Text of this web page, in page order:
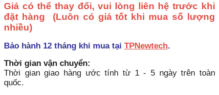
Giá có thể thay đổi, vui lòng liên hệ trước khi
đặt hàng (Luôn có giá tốt khi mua số lượng
nhiều)
Bảo hành 12 tháng khi mua tại TPNewtech.
Thời gian vận chuyển:
Thời gian giao hàng ước tính từ 1 - 5 ngày trên toàn
quốc.